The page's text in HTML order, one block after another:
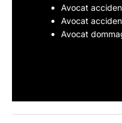
Avocat
Avocat
Avocat